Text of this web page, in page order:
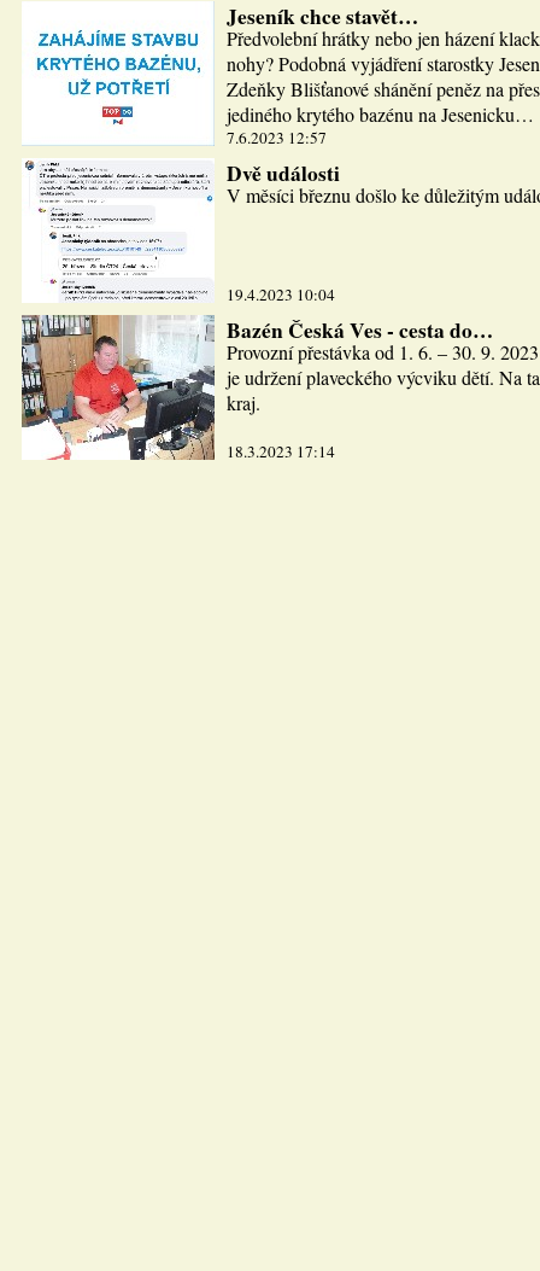
Jeseník chce stavět…
Předvolební hrátky nebo jen házení
nohy? Podobná vyjádření starostky
Zdeňky Blišťanové shánění peněz na
jediného krytého bazénu na Jesenicku…
7.6.2023 12:57
Dvě události
V měsíci březnu došlo ke důležitým
19.4.2023 10:04
Bazén Česká Ves - cesta do…
Provozní přestávka od 1. 6. – 30. 9.
je udržení plaveckého výcviku dětí. Na
kraj.
18.3.2023 17:14